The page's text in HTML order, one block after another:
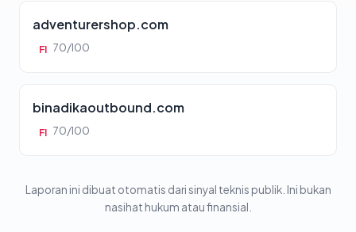
adventurershop.com
FI 70/100
binadikaoutbound.com
FI 70/100
Laporan ini dibuat otomatis dari sinyal teknis publik. Ini bukan
nasihat hukum atau finansial.